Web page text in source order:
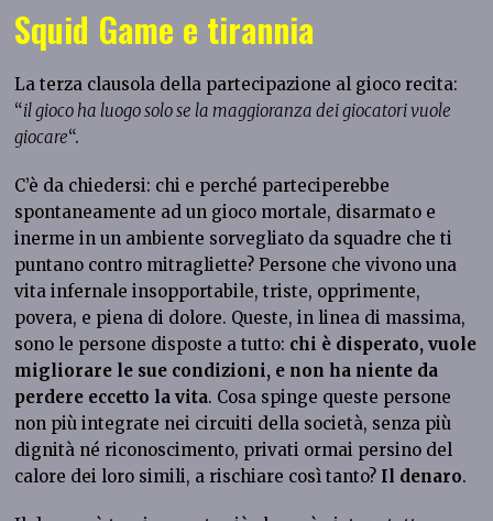
Squid Game e tirannia
La terza clausola della partecipazione al gioco recita:
“il gioco ha luogo solo se la maggioranza dei giocatori vuole
giocare“.
C’è da chiedersi: chi e perché parteciperebbe
spontaneamente ad un gioco mortale, disarmato e
inerme in un ambiente sorvegliato da squadre che ti
puntano contro mitragliette? Persone che vivono una
vita infernale insopportabile, triste, opprimente,
povera, e piena di dolore. Queste, in linea di massima,
sono le persone disposte a tutto: chi è disperato, vuole
migliorare le sue condizioni, e non ha niente da
perdere eccetto la vita. Cosa spinge queste persone
non più integrate nei circuiti della società, senza più
dignità né riconoscimento, privati ormai persino del
calore dei loro simili, a rischiare così tanto? Il denaro.